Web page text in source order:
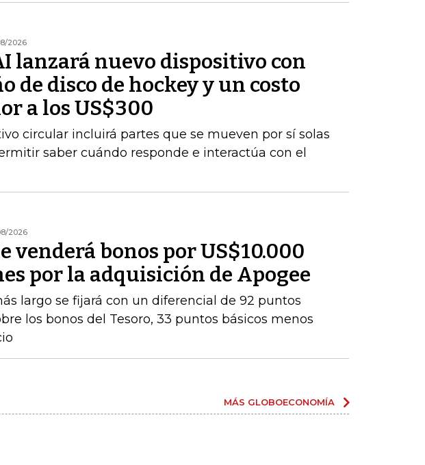
2026
lanzará nuevo dispositivo con
de disco de hockey y un costo
a los US$300
circular incluirá partes que se mueven por sí solas
saber cuándo responde e interactúa con el
2026
venderá bonos por US$10.000
por la adquisición de Apogee
largo se fijará con un diferencial de 92 puntos
los bonos del Tesoro, 33 puntos básicos menos
MÁS GLOBOECONOMÍA